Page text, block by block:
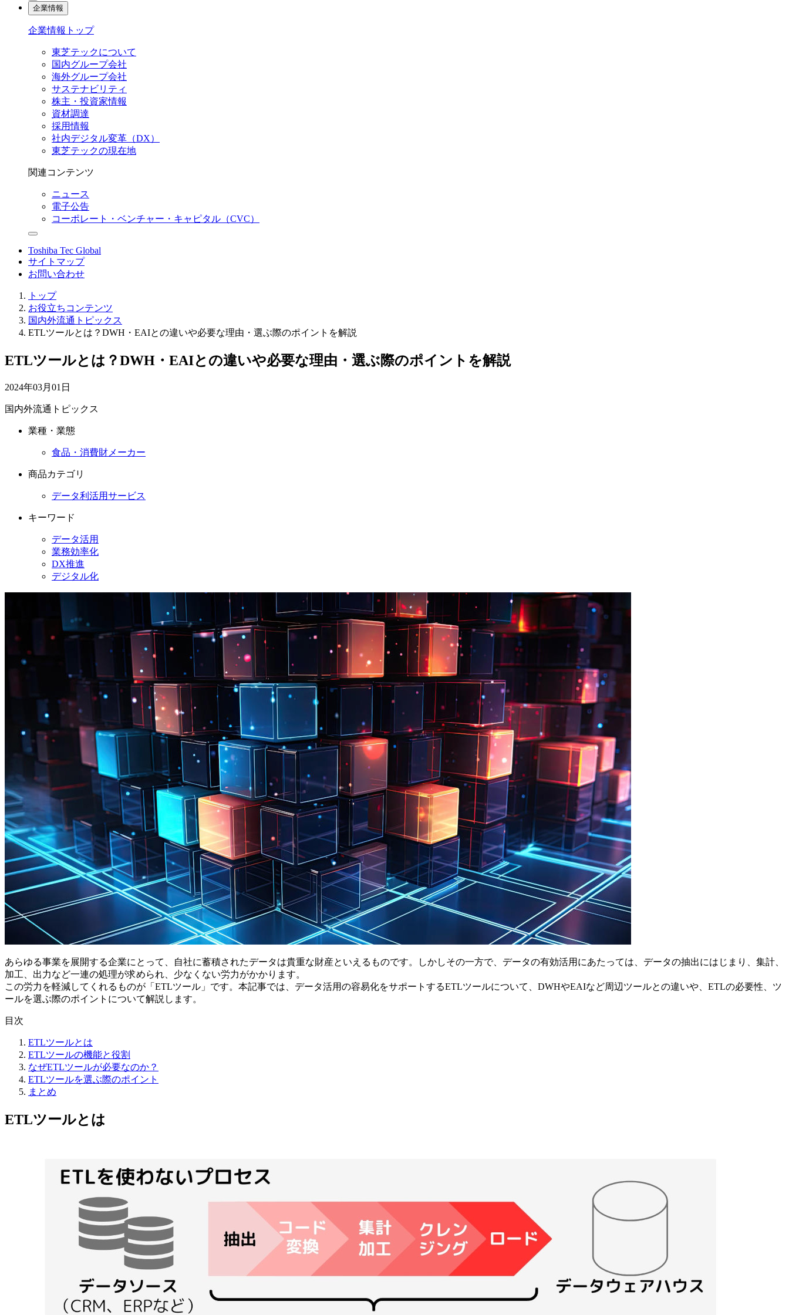
企業情報
企業情報トップ
東芝テックについて
国内グループ会社
海外グループ会社
サステナビリティ
株主・投資家情報
資材調達
採用情報
社内デジタル変革（DX）
東芝テックの現在地
関連コンテンツ
ニュース
電子公告
コーポレート・ベンチャー・キャピタル（CVC）
Toshiba Tec Global
サイトマップ
お問い合わせ
トップ
お役立ちコンテンツ
国内外流通トピックス
ETLツールとは？DWH・EAIとの違いや必要な理由・選ぶ際のポイントを解説
ETLツールとは？DWH・EAIとの違いや必要な理由・選ぶ際のポイントを解説
2024年03月01日
国内外流通トピックス
業種・業態
食品・消費財メーカー
商品カテゴリ
データ利活用サービス
キーワード
データ活用
業務効率化
DX推進
デジタル化
あらゆる事業を展開する企業にとって、自社に蓄積されたデータは貴重な財産といえるものです。しかしその一方で、データの有効活用にあたっては、データの抽出にはじまり、集計、
加工、出力など一連の処理が求められ、少なくない労力がかかります。
この労力を軽減してくれるものが「ETLツール」です。本記事では、データ活用の容易化をサポートするETLツールについて、DWHやEAIなど周辺ツールとの違いや、ETLの必要性、ツ
ールを選ぶ際のポイントについて解説します。
目次
ETLツールとは
ETLツールの機能と役割
なぜETLツールが必要なのか？
ETLツールを選ぶ際のポイント
まとめ
ETLツールとは